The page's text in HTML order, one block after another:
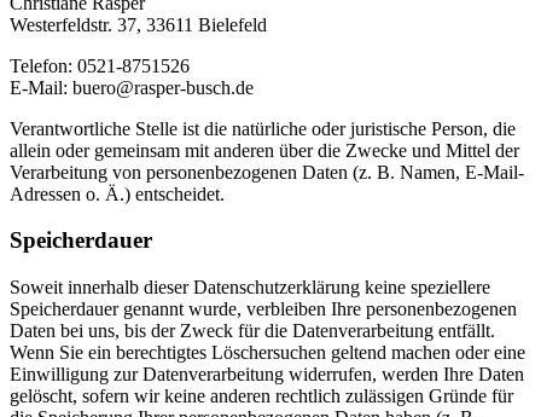
Westerfeldstr. 37, 33611 Bielefeld
Telefon: 0521-8751526
E-Mail: buero@rasper-busch.de
Verantwortliche Stelle ist die natürliche oder juristische Person, die
allein oder gemeinsam mit anderen über die Zwecke und Mittel der
Verarbeitung von personenbezogenen Daten (z. B. Namen, E-Mail-
Adressen o. Ä.) entscheidet.
Speicherdauer
Soweit innerhalb dieser Datenschutzerklärung keine speziellere
Speicherdauer genannt wurde, verbleiben Ihre personenbezogenen
Daten bei uns, bis der Zweck für die Datenverarbeitung entfällt.
Wenn Sie ein berechtigtes Löschersuchen geltend machen oder eine
Einwilligung zur Datenverarbeitung widerrufen, werden Ihre Daten
gelöscht, sofern wir keine anderen rechtlich zulässigen Gründe für